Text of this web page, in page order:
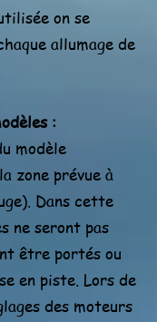
on se
allumage de
:
modèle
zone prévue à
Dans cette
ne seront pas
être portés ou
en piste. Lors de
des moteurs